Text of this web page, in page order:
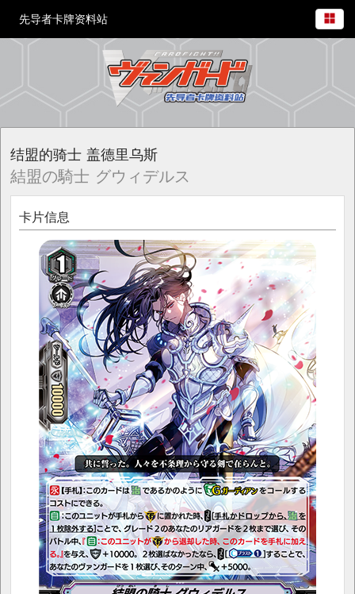
先导者卡牌资料站
结盟的骑士 盖德里乌斯
結盟の騎士 グウィデルス
卡片信息